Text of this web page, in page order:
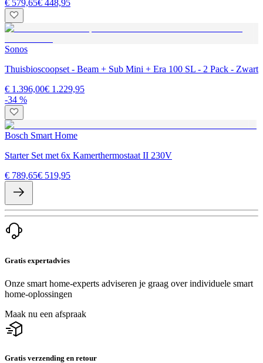
€ 579,65€ 448,95
Sonos
Thuisbioscoopset - Beam + Sub Mini + Era 100 SL - 2 Pack - Zwart
€ 1.396,00€ 1.229,95
-34 %
Bosch Smart Home
Starter Set met 6x Kamerthermostaat II 230V
€ 789,65€ 519,95
Gratis expertadvies
Onze smart home-experts adviseren je graag over individuele smart
home-oplossingen
Maak nu een afspraak
Gratis verzending en retour